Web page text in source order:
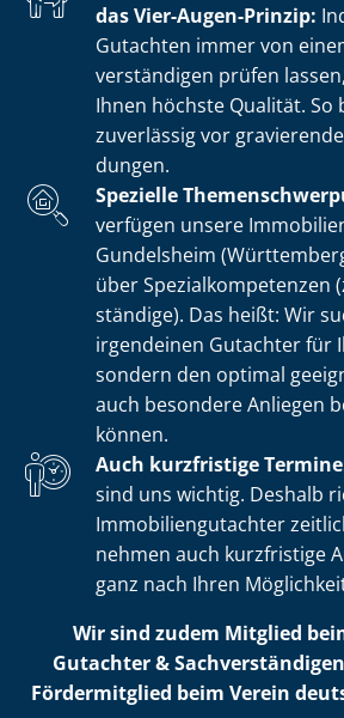
das Vier-Augen-Prinzip:
Gutachten immer von
ver­stän­di­gen prüfen
Ihnen höchste Qualität. So
zuverlässig vor
dun­gen.
Spezielle
verfügen unsere
Gundelsheim
über Spe­zi­al­kom­pe­ten­zen
stän­di­ge). Das heißt: Wir
irgendeinen Gutachter für
sondern den optimal
auch besondere Anliegen
können.
Auch kurzfristige
sind uns wichtig. Deshalb
Im­mo­bi­li­en­gut­ach­ter
nehmen auch kurzfristige
ganz nach Ihren
Wir sind zudem Mitglied
Gutachter &
Fördermitglied beim Verein